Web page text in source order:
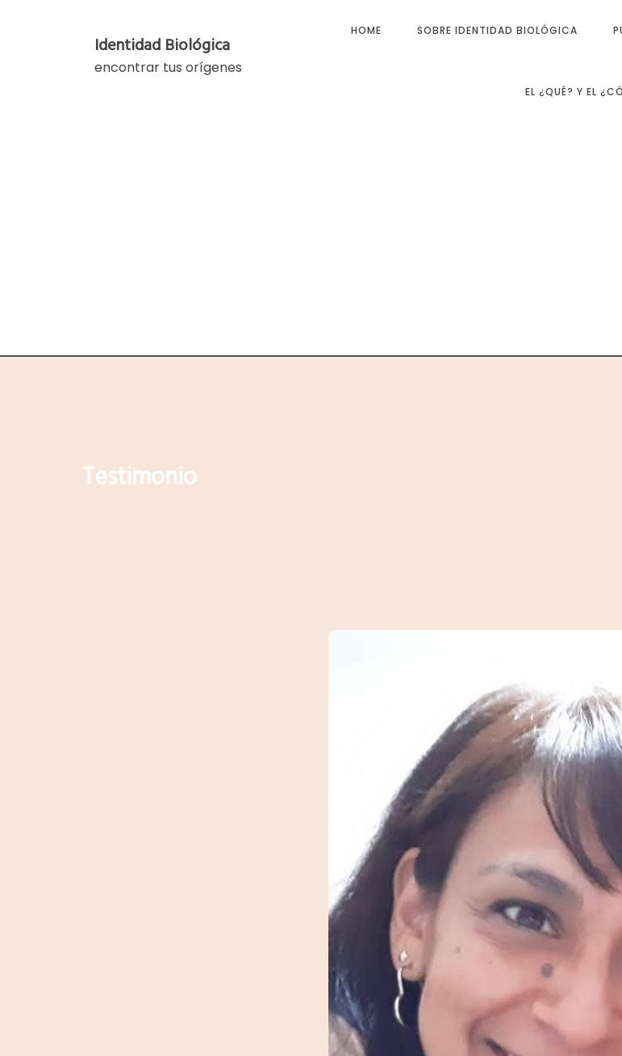
Identidad Biológica
encontrar tus orígenes
HOME SOBRE IDENTIDAD BIOLÓGICA
EL ¿QUÉ? Y EL
Testimonio